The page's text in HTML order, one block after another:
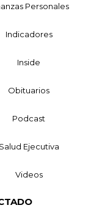
Personales
Indicadores
Inside
Obituarios
Podcast
Salud Ejecutiva
Videos